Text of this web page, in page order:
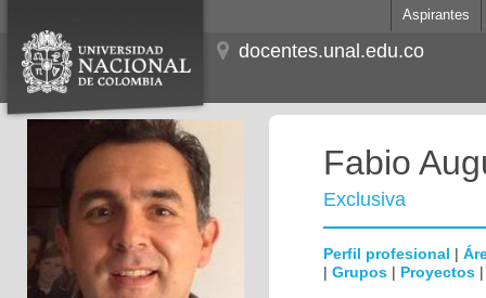
Aspirantes
docentes.unal.edu.co
Fabio
Exclusiva
Perfil profesional |
| Grupos | Proyectos